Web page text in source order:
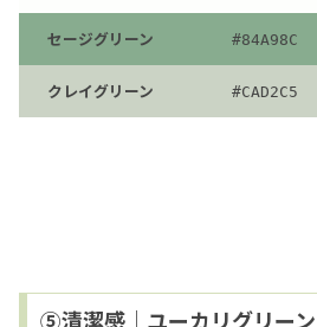
セージグリーン #84A98C
クレイグリーン #CAD2C5
⑤清潔感｜ユーカリグリー